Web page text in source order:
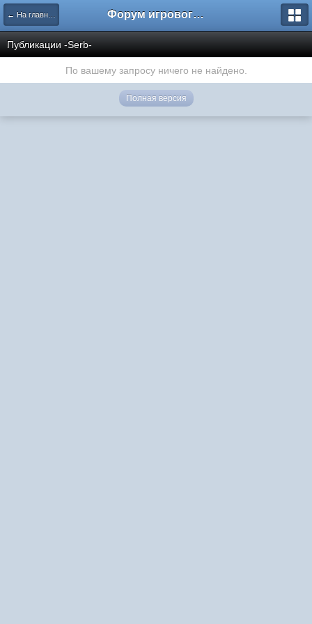
← На главную Форум игрового проекта Riverrise
Публикации -Serb-
По вашему запросу ничего не найдено.
Полная версия